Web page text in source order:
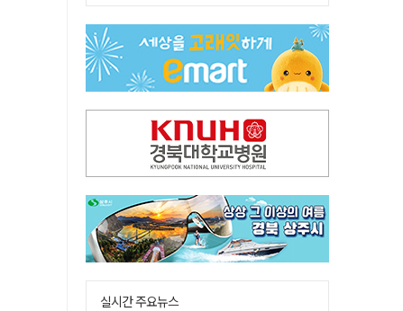
타는 목마름 청도, 해 저문 저수지 둑에 군수가 서 있었다
"상법개정해도 주주가 '봉'"…하이닉스 솔리다임 상장설에 술렁[개미와글와글]
임시휴업 들어갔던 홈플러스 영주점, 7일 영업 재개…지하 1층만 운영
실시간 주요뉴스